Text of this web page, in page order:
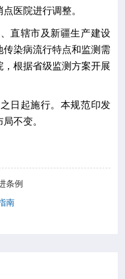
点医院进行调整。
直辖市及新疆生产建设
染病流行特点和监测需
，根据省级监测方案开展
日起施行。 本规范印发
不变。
条例
南